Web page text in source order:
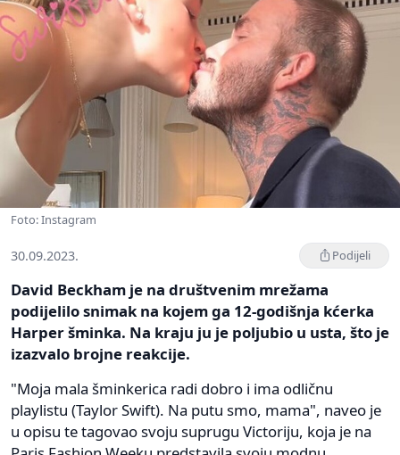
Foto: Instagram
30.09.2023. Podijeli
David Beckham je na društvenim mrežama
podijelilo snimak na kojem ga 12-godišnja kćerka
Harper šminka. Na kraju ju je poljubio u usta, što je
izazvalo brojne reakcije.
"Moja mala šminkerica radi dobro i ima odličnu
playlistu (Taylor Swift). Na putu smo, mama", naveo je
u opisu te tagovao svoju suprugu Victoriju, koja je na